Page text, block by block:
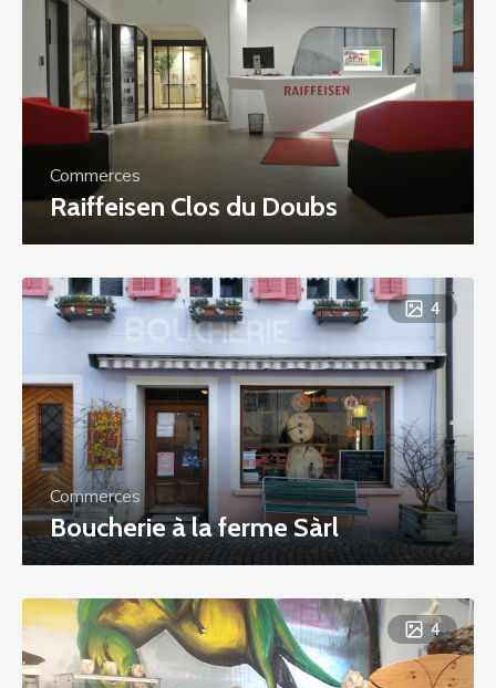
Commerces
Raiffeisen Clos du Doubs
4
Commerces
Boucherie à la ferme Sàrl
4